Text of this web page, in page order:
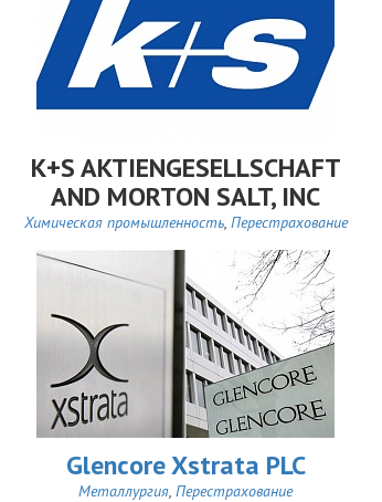
K+S AKTIENGESELLSCHAFT
AND MORTON SALT, INC
Химическая промышленность, Перестрахование
Glencore Xstrata PLC
Металлургия, Перестрахование